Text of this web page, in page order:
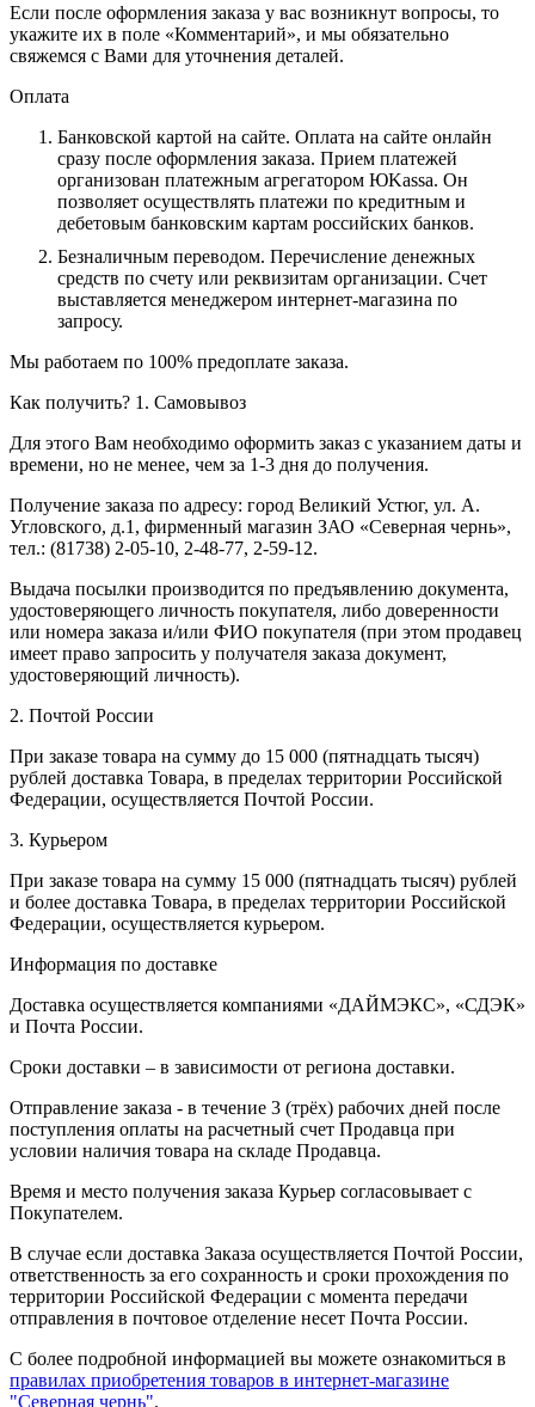
Если после оформления заказа у вас возникнут вопросы, то
укажите их в поле «Комментарий», и мы обязательно
свяжемся с Вами для уточнения деталей.
Оплата
Банковской картой на сайте. Оплата на сайте онлайн
сразу после оформления заказа. Прием платежей
организован платежным агрегатором ЮKassa. Он
позволяет осуществлять платежи по кредитным и
дебетовым банковским картам российских банков.
Безналичным переводом. Перечисление денежных
средств по счету или реквизитам организации. Счет
выставляется менеджером интернет-магазина по
запросу.
Мы работаем по 100% предоплате заказа.
Как получить? 1. Самовывоз
Для этого Вам необходимо оформить заказ с указанием даты и
времени, но не менее, чем за 1-3 дня до получения.
Получение заказа по адресу: город Великий Устюг, ул. А.
Угловского, д.1, фирменный магазин ЗАО «Северная чернь»,
тел.: (81738) 2-05-10, 2-48-77, 2-59-12.
Выдача посылки производится по предъявлению документа,
удостоверяющего личность покупателя, либо доверенности
или номера заказа и/или ФИО покупателя (при этом продавец
имеет право запросить у получателя заказа документ,
удостоверяющий личность).
2. Почтой России
При заказе товара на сумму до 15 000 (пятнадцать тысяч)
рублей доставка Товара, в пределах территории Российской
Федерации, осуществляется Почтой России.
3. Курьером
При заказе товара на сумму 15 000 (пятнадцать тысяч) рублей
и более доставка Товара, в пределах территории Российской
Федерации, осуществляется курьером.
Информация по доставке
Доставка осуществляется компаниями «ДАЙМЭКС», «СДЭК»
и Почта России.
Сроки доставки – в зависимости от региона доставки.
Отправление заказа - в течение 3 (трёх) рабочих дней после
поступления оплаты на расчетный счет Продавца при
условии наличия товара на складе Продавца.
Время и место получения заказа Курьер согласовывает с
Покупателем.
В случае если доставка Заказа осуществляется Почтой России,
ответственность за его сохранность и сроки прохождения по
территории Российской Федерации с момента передачи
отправления в почтовое отделение несет Почта России.
С более подробной информацией вы можете ознакомиться в
правилах приобретения товаров в интернет-магазине
"Северная чернь".